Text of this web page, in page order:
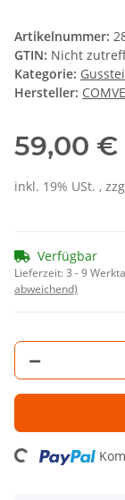
Artikelnummer:
GTIN: Nicht
Kategorie:
Hersteller:
59,00 €
inkl. 19% USt. ,
Verfügbar
Lieferzeit:3 - 9
abweichend)